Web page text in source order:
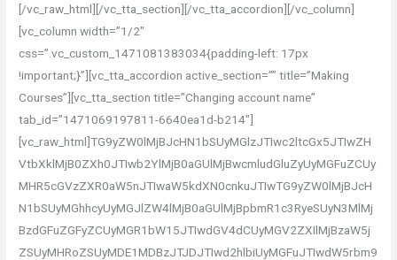
[/vc_raw_html][/vc_tta_section][/vc_tta_accordion][/vc_column]
[vc_column width=”1/2″
css=”.vc_custom_1471081383034{padding-left: 17px
!important;}”][vc_tta_accordion active_section=”” title=”Making
Courses”][vc_tta_section title=”Changing account name”
tab_id=”1471069197811-6640ea1d-b214″]
[vc_raw_html]TG9yZW0lMjBJcHN1bSUyMGlzJTIwc2ltcGx5JTIwZH
VtbXklMjB0ZXh0JTIwb2YlMjB0aGUlMjBwcmludGluZyUyMGFuZCUy
MHR5cGVzZXR0aW5nJTIwaW5kdXN0cnkuJTIwTG9yZW0lMjBJcH
N1bSUyMGhhcyUyMGJlZW4lMjB0aGUlMjBpbmR1c3RyeSUyN3MlMj
BzdGFuZGFyZCUyMGR1bW15JTIwdGV4dCUyMGV2ZXIlMjBzaW5j
ZSUyMHRoZSUyMDE1MDBzJTJDJTIwd2hlbiUyMGFuJTIwdW5rbm9